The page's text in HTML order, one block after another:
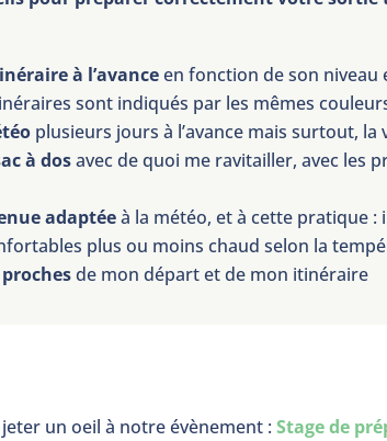
à l’avanceen fonction de son niveau
sont indiqués par les mêmes
plusieurs jours à l’avance mais surtout,
à dosavec de quoi me ravitailler, avec les
adaptéeà la météo, et à cette pratique :
plus ou moins chaud selon la
de mon départ et de mon itinéraire
un oeil à notre évènement :Stage de